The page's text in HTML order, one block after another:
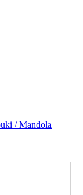
/ Mandola